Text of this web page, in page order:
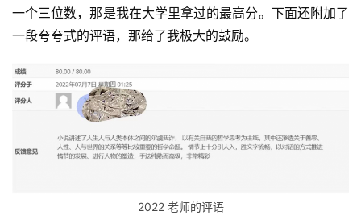
一个三位数，那是我在大学里拿过的最高分。下面还附加了
一段夸夸式的评语，那给了我极大的鼓励。
2022 老师的评语